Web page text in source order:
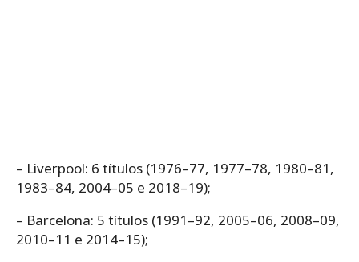
– Liverpool: 6 títulos (1976–77, 1977–78, 1980–81,
1983–84, 2004–05 e 2018–19);
– Barcelona: 5 títulos (1991–92, 2005–06, 2008–09,
2010–11 e 2014–15);